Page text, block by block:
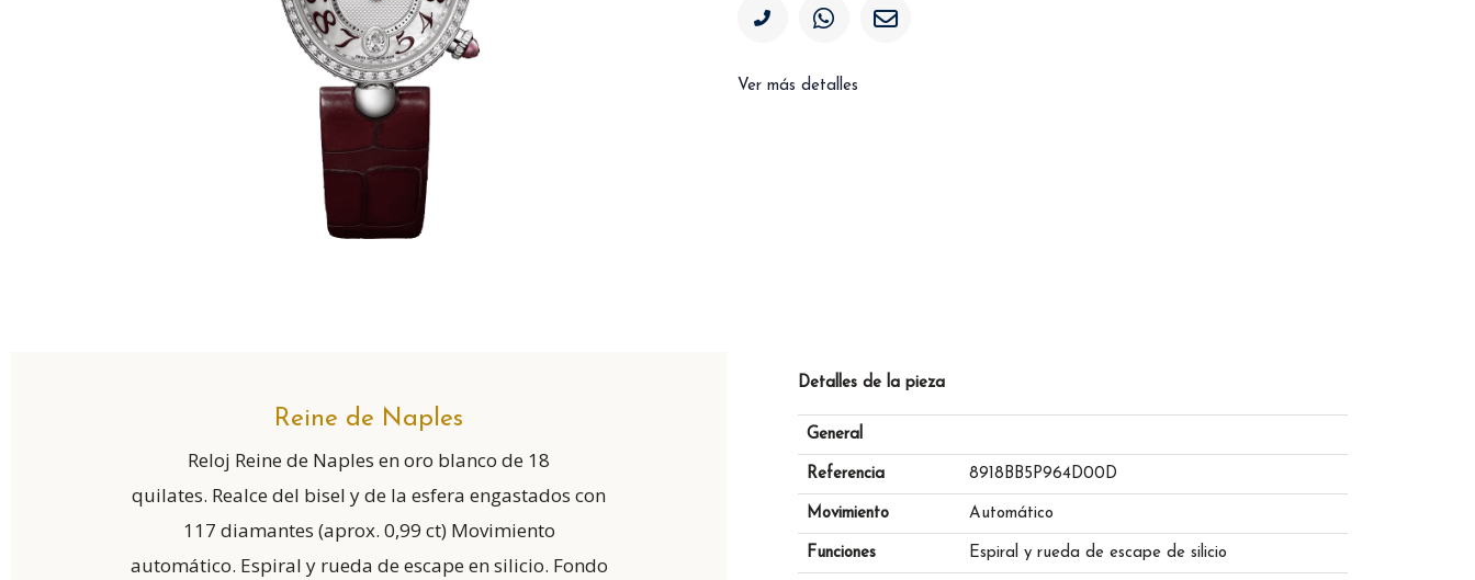
Ver más detalles
Reine de Naples
Reloj Reine de Naples en oro blanco de 18
quilates. Realce del bisel y de la esfera engastados con
117 diamantes (aprox. 0,99 ct) Movimiento
automático. Espiral y rueda de escape en silicio. Fondo
Detalles de la pieza
General
Referencia 8918BB5P964D00D
Movimiento Automático
Funciones Espiral y rueda de escape de silicio